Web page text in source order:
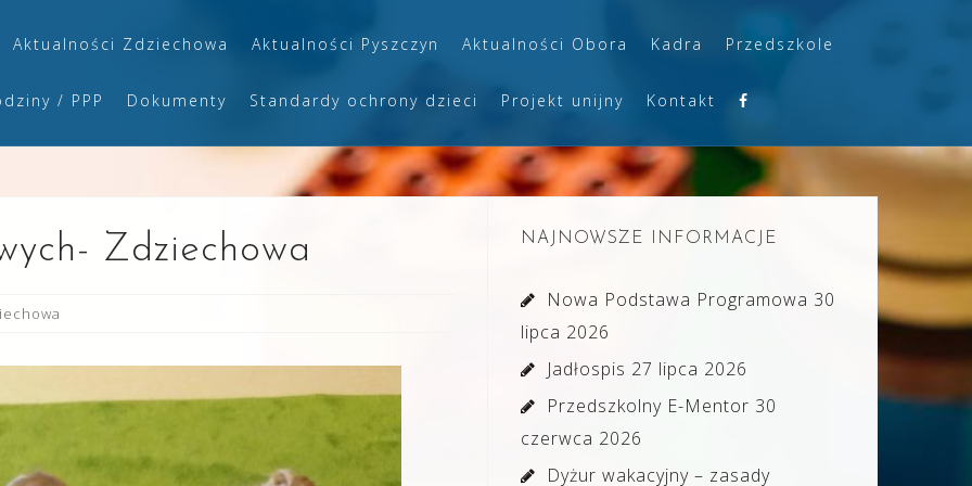
Aktualności Zdziechowa Aktualności Pyszczyn Aktualności Obora Kadra Przedszkole
/ PPP Dokumenty Standardy ochrony dzieci Projekt unijny Kontakt
Zdziechowa NAJNOWSZE INFORMACJE
Nowa Podstawa Programowa 30
lipca 2026
Jadłospis 27 lipca 2026
Przedszkolny E-Mentor 30
czerwca 2026
Dyżur wakacyjny – zasady